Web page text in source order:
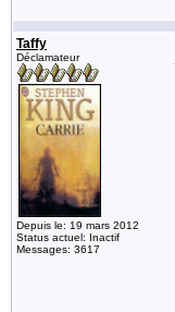
Taffy
Déclamateur
Depuis le: 19 mars 2012
Status actuel: Inactif
Messages: 3617